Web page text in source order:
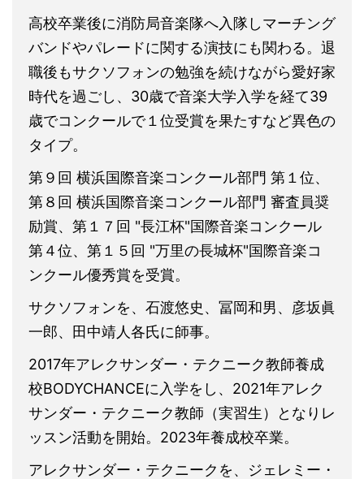
高校卒業後に消防局音楽隊へ入隊しマーチング
バンドやパレードに関する演技にも関わる。退
職後もサクソフォンの勉強を続けながら愛好家
時代を過ごし、30歳で音楽大学入学を経て39
歳でコンクールで１位受賞を果たすなど異色の
タイプ。
第９回 横浜国際音楽コンクール部門 第１位、
第８回 横浜国際音楽コンクール部門 審査員奨
励賞、第１７回 "長江杯"国際音楽コンクール
第４位、第１５回 "万里の長城杯"国際音楽コ
ンクール優秀賞を受賞。
サクソフォンを、石渡悠史、冨岡和男、彦坂眞
一郎、田中靖人各氏に師事。
2017年アレクサンダー・テクニーク教師養成
校BODYCHANCEに入学をし、2021年アレク
サンダー・テクニーク教師（実習生）となりレ
ッスン活動を開始。2023年養成校卒業。
アレクサンダー・テクニークを、ジェレミー・